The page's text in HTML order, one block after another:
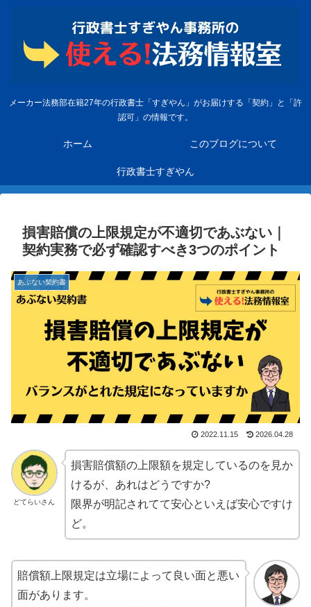
メーカー法務部在籍27年の行政書士「すぎやん」がお届けする「契約」と「許
認可」の情報です。
ホーム このブログについて
行政書士すぎやん
損害賠償の上限規定が不適切であぶない｜
契約実務で必ず確認すべき3つのポイント
あぶない契約書
2022.11.15 2026.04.28
どてらいさん
損害賠償額の上限額を規定しているのを見か
けるが、あれはどうですか?
限界が明記されてて安心といえば安心ですけ
ど。
賠償額上限規定は立場によって良い面と悪い
面があります。